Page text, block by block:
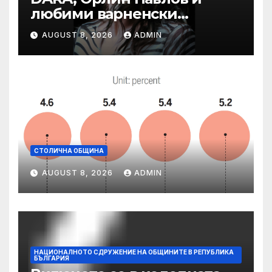
любими варненски
изпълнители ще пеят на
празника на Варна
AUGUST 8, 2026 ADMIN
СТОЛИЧНА ОБЩИНА
AUGUST 8, 2026 ADMIN
НАЦИОНАЛНОТО СДРУЖЕНИЕ НА ОБЩИНИТЕ В РЕПУБЛИКА
БЪЛГАРИЯ